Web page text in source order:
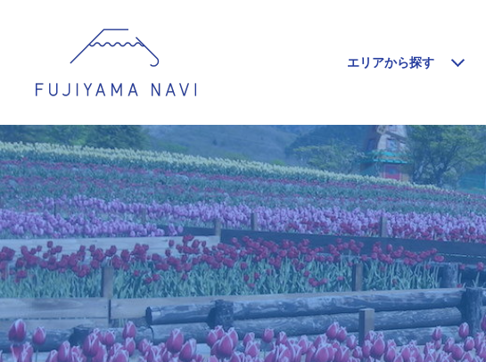
エリアから探す